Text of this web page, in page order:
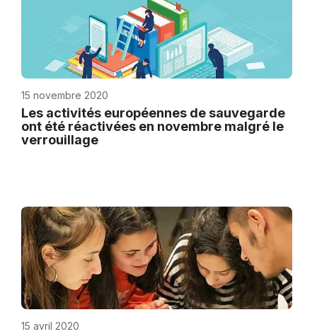
15 novembre 2020
Les activités européennes de sauvegarde
ont été réactivées en novembre malgré le
verrouillage
15 avril 2020